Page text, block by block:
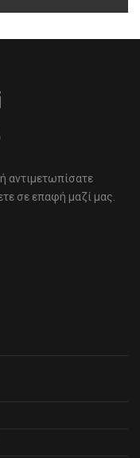
αντιμετωπίσατε
σε επαφή μαζί μας.